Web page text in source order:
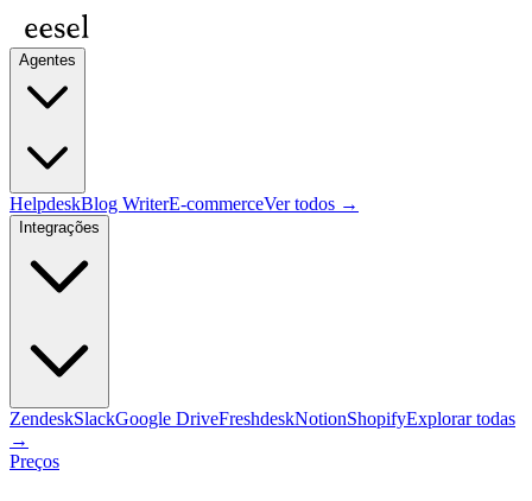
Agentes
HelpdeskBlog WriterE-commerceVer todos →
Integrações
ZendeskSlackGoogle DriveFreshdeskNotionShopifyExplorar todas
→
Preços